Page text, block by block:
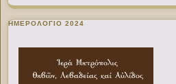
ΗΜΕΡΟΛΟΓΙΟ 2024